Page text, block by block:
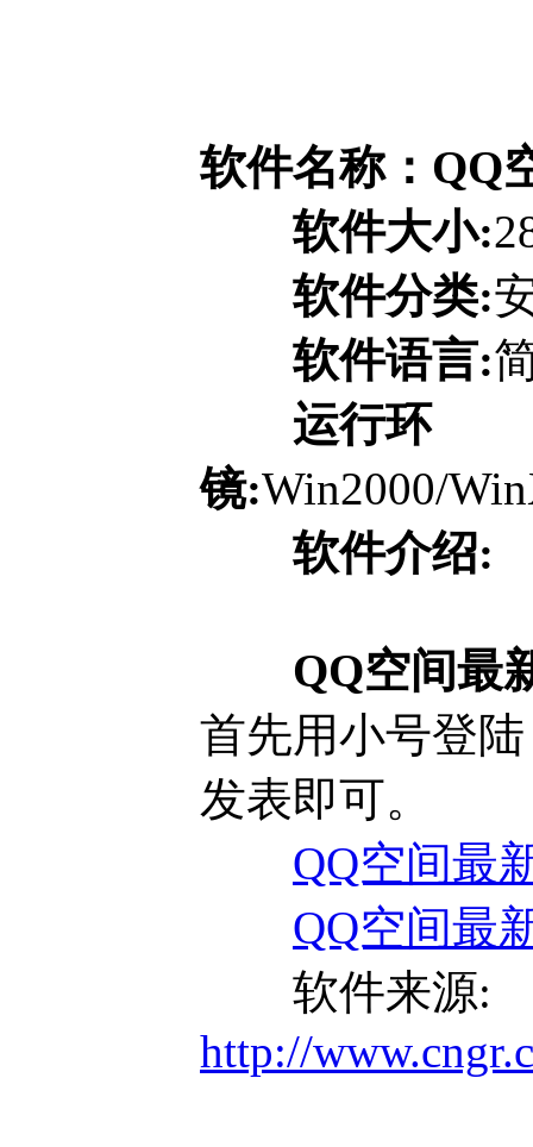
软件名称：QQ
软件大小:
软件分类:
软件语言:
运行环
镜:Win2000/
软件介绍:
QQ空间最
首先用小号登
发表即可。
QQ空间最
QQ空间最
软件来源:
http://